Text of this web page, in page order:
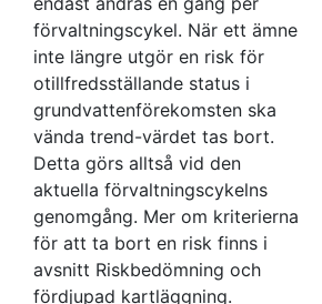
förvaltningscykel. När ett ämne
inte längre utgör en risk för
otillfredsställande status i
grundvattenförekomsten ska
vända trend-värdet tas bort.
Detta görs alltså vid den
aktuella förvaltningscykelns
genomgång. Mer om kriterierna
för att ta bort en risk finns i
avsnitt Riskbedömning och
fördjupad kartläggning.